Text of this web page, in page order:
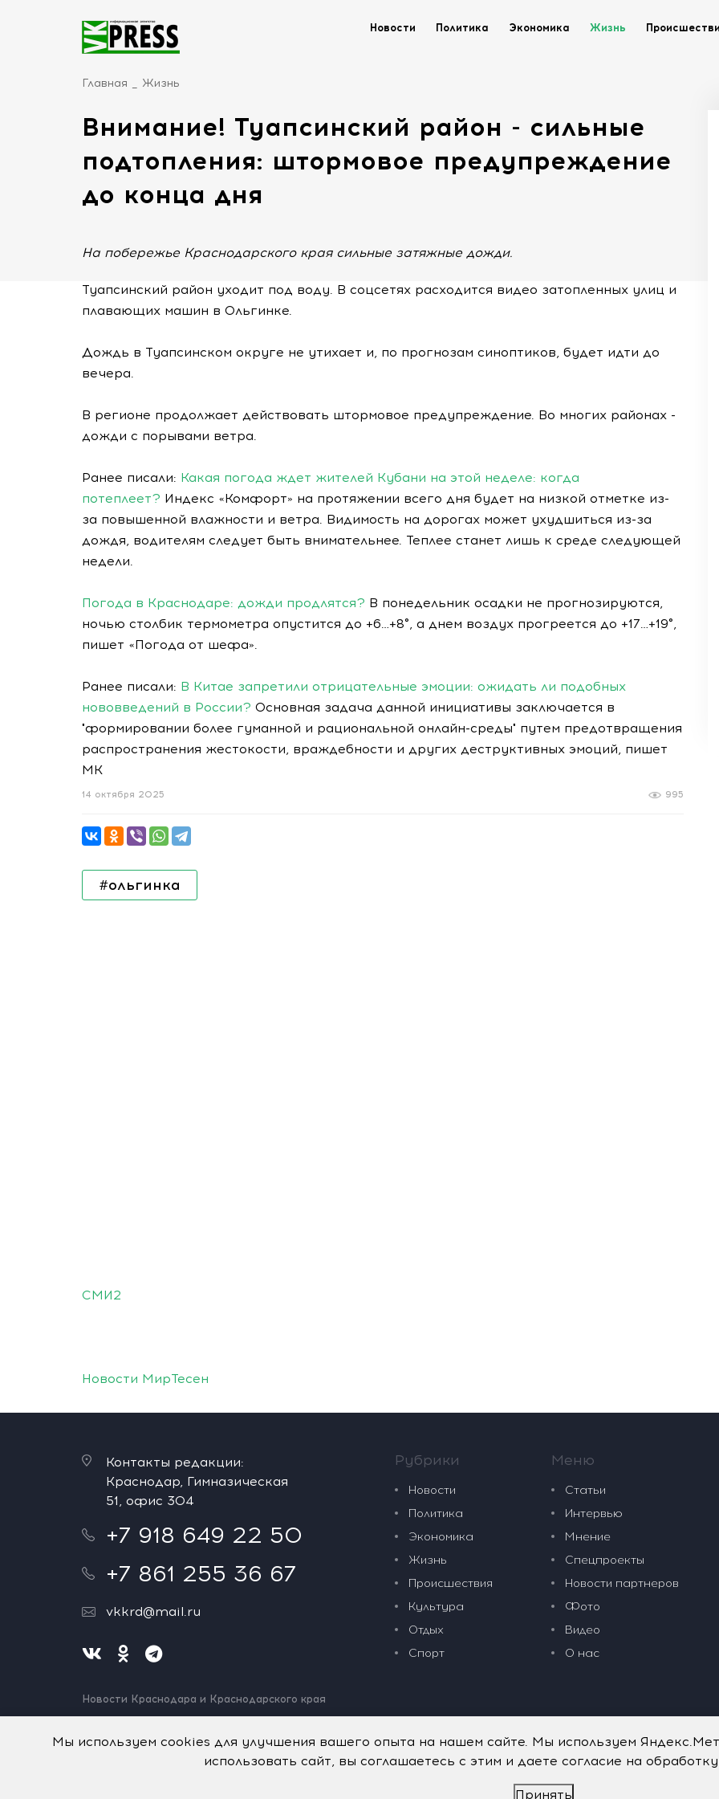
Новости Политика Экономика Жизнь
Главная Жизнь
Внимание! Туапсинский район - сильные
подтопления: штормовое предупреждение
до конца дня
На побережье Краснодарского края сильные затяжные дожди.
Туапсинский район уходит под воду. В соцсетях расходится видео затопленных улиц и
плавающих машин в Ольгинке.
Дождь в Туапсинском округе не утихает и, по прогнозам синоптиков, будет идти до
вечера.
В регионе продолжает действовать штормовое предупреждение. Во многих районах -
дожди с порывами ветра.
Ранее писали: Какая погода ждет жителей Кубани на этой неделе: когда
потеплеет? Индекс «Комфорт» на протяжении всего дня будет на низкой отметке из-
за повышенной влажности и ветра. Видимость на дорогах может ухудшиться из-за
дождя, водителям следует быть внимательнее. Теплее станет лишь к среде следующей
недели.
Погода в Краснодаре: дожди продлятся? В понедельник осадки не прогнозируются,
ночью столбик термометра опустится до +6…+8°, а днем воздух прогреется до +17…+19°,
пишет «Погода от шефа».
Ранее писали: В Китае запретили отрицательные эмоции: ожидать ли подобных
нововведений в России? Основная задача данной инициативы заключается в
"формировании более гуманной и рациональной онлайн-среды" путем предотвращения
распространения жестокости, враждебности и других деструктивных эмоций, пишет
МК
995
14 октября 2025
#ольгинка
СМИ2
Новости МирТесен
Контакты редакции:
Краснодар, Гимназическая
51, офис 304
+7 918 649 22 50
+7 861 255 36 67
vkkrd@mail.ru
Новости Краснодара и Краснодарского края
Нашли ошибку? Выделите и нажмите Ctrl+Enter.
Рубрики
Новости
Политика
Экономика
Жизнь
Происшествия
Культура
Отдых
Спорт
Меню
Статьи
Интервью
Мнение
Спецпроекты
Новости партнеров
Фото
Видео
О нас
Политика обработки персональных данных
Мы используем cookies для улучшения вашего опыта на нашем сайте. Мы используем
использовать сайт, вы соглашаетесь с этим и даете согласие на
Принять